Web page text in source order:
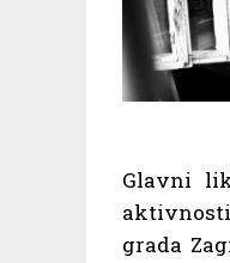
Glavni
grada